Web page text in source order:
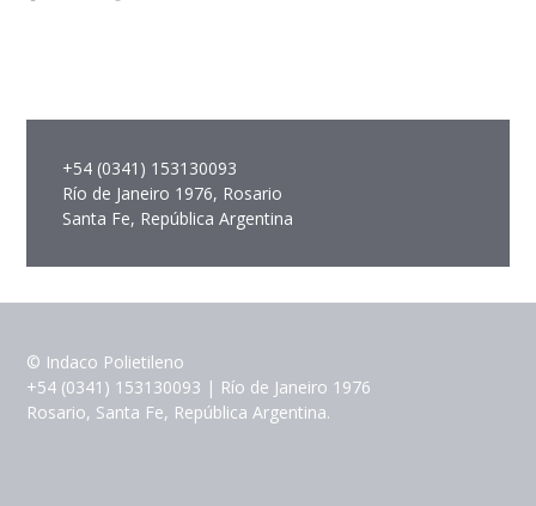
+54 (0341) 153130093
Río de Janeiro 1976, Rosario
Santa Fe, República Argentina
© Indaco Polietileno
+54 (0341) 153130093 | Río de Janeiro 1976
Rosario, Santa Fe, República Argentina.